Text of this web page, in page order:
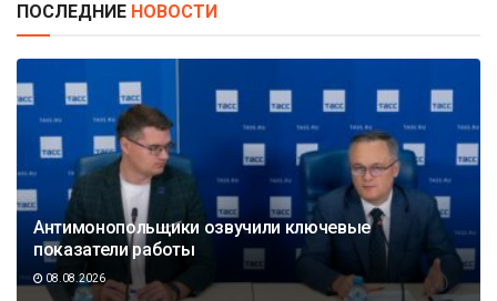
ПОСЛЕДНИЕ НОВОСТИ
Антимонопольщики озвучили ключевые
показатели работы
08.08.2026